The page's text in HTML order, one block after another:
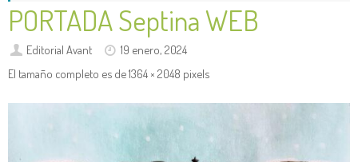
PORTADA Septina WEB
Editorial Avant
19 enero, 2024
El tamaño completo es de1364 × 2048 pixels